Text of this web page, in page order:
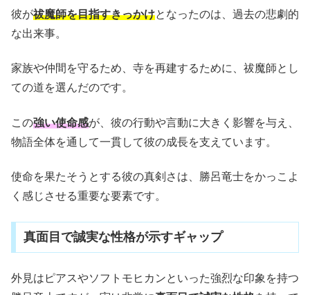
彼が祓魔師を目指すきっかけとなったのは、過去の悲劇的
な出来事。
家族や仲間を守るため、寺を再建するために、祓魔師とし
ての道を選んだのです。
この強い使命感が、彼の行動や言動に大きく影響を与え、
物語全体を通して一貫して彼の成長を支えています。
使命を果たそうとする彼の真剣さは、勝呂竜士をかっこよ
く感じさせる重要な要素です。
真面目で誠実な性格が示すギャップ
外見はピアスやソフトモヒカンといった強烈な印象を持つ